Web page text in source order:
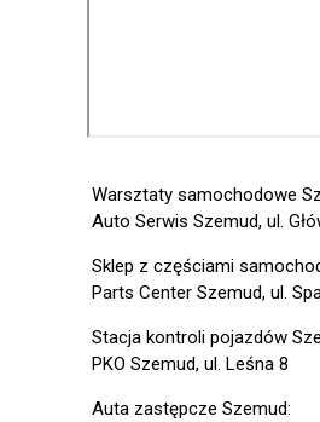
Warsztaty samochodowe
Auto Serwis Szemud, ul.
Sklep z częściami
Parts Center Szemud, ul.
Stacja kontroli pojazdów
PKO Szemud, ul. Leśna 8
Auta zastępcze Szemud: